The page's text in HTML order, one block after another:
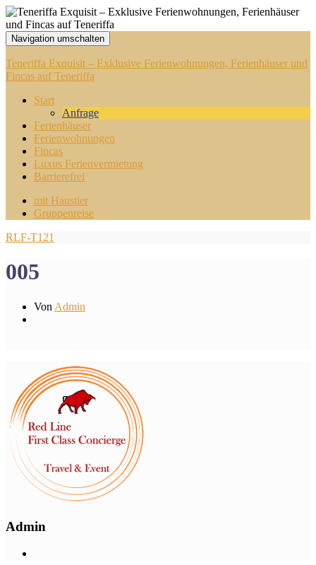
Navigation umschalten
Teneriffa Exquisit – Exklusive Ferienwohnungen, Ferienhäuser und
Fincas auf Teneriffa
Start
Anfrage
Ferienhäuser
Ferienwohnungen
Fincas
Luxus Ferienvermietung
Barrierefrei
mit Haustier
Gruppenreise
RLF-T121
005
Von Admin
Admin